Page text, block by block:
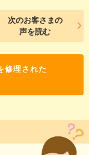
次のお客さまの
声を読む
修理された